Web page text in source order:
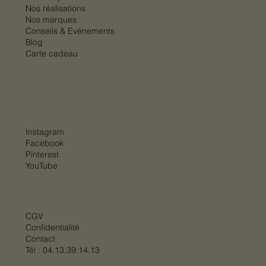
Nos réalisations
Nos marques
Conseils & Evénements
Blog
Carte cadeau
CGV
Confidentialité
Contact
Tél : 04.13.39.14.13
Instagram
Facebook
Pinterest
YouTube